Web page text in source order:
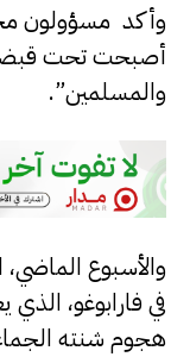
وأكد مسؤولون
أصبحت تحت قبضة
والمسلمين”.
والأسبوع
في فارابوغو،
هجوم شنته